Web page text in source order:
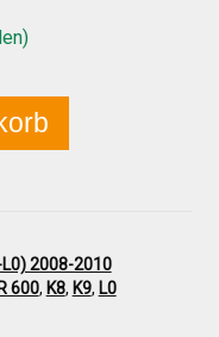
2008-2010
600, K8, K9, L0